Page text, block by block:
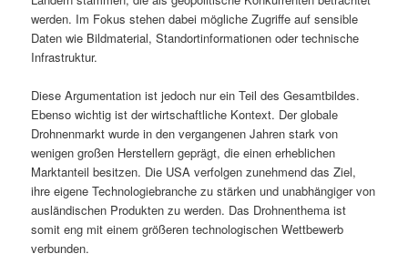
werden. Im Fokus stehen dabei mögliche Zugriffe auf sensible
Daten wie Bildmaterial, Standortinformationen oder technische
Infrastruktur.
Diese Argumentation ist jedoch nur ein Teil des Gesamtbildes.
Ebenso wichtig ist der wirtschaftliche Kontext. Der globale
Drohnenmarkt wurde in den vergangenen Jahren stark von
wenigen großen Herstellern geprägt, die einen erheblichen
Marktanteil besitzen. Die USA verfolgen zunehmend das Ziel,
ihre eigene Technologiebranche zu stärken und unabhängiger von
ausländischen Produkten zu werden. Das Drohnenthema ist
somit eng mit einem größeren technologischen Wettbewerb
verbunden.